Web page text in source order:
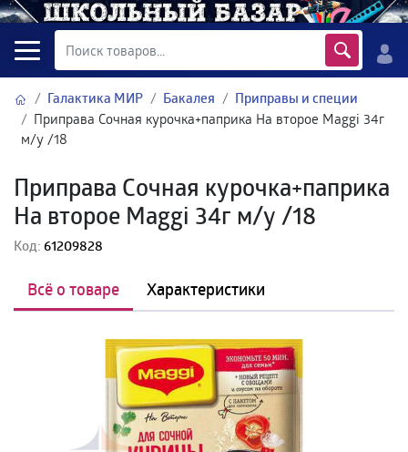
Галактика МИР Бакалея Приправы и специи
Приправа Сочная курочка+паприка На второе Maggi 34г
м/у /18
Приправа Сочная курочка+паприка
На второе Maggi 34г м/у /18
Код: 61209828
Всё о товаре Характеристики